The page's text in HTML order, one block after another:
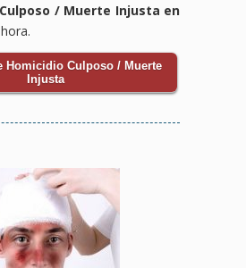
/ Muerte Injusta en
Homicidio Culposo / Muerte
Injusta